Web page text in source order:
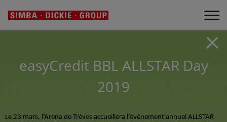
easyCredit BBL ALLSTAR Day
2019
Le 23 mars, l’Arena de Trèves accueillera l’événement annuel ALLSTAR